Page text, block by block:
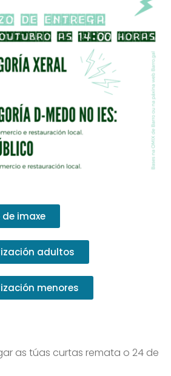
imaxe
adultos
menores
as túas curtas remata o 24 de